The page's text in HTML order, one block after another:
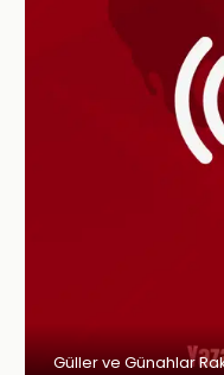
Güller ve Günahlar